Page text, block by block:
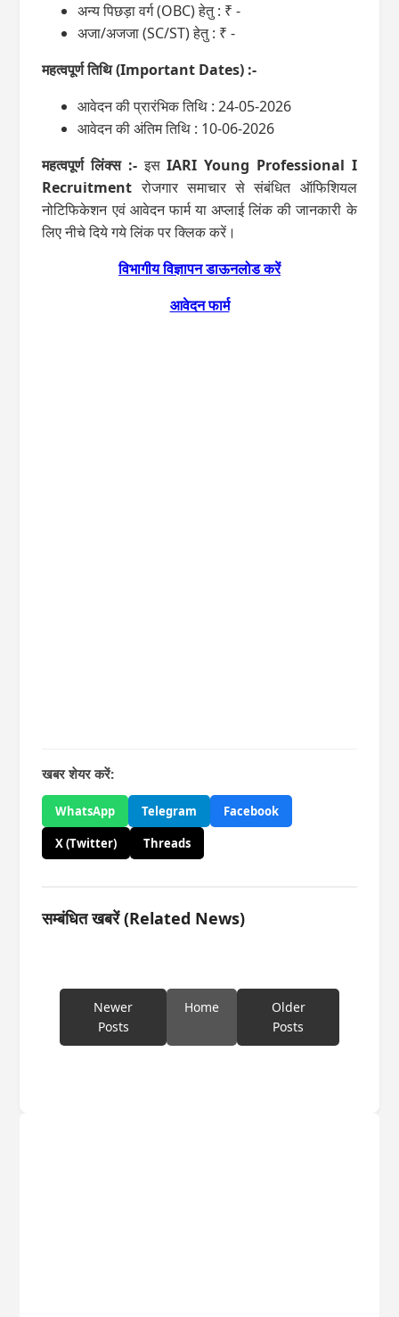
अन्‍य पिछड़ा वर्ग (OBC) हेतु : ₹ -
अजा/अजजा (SC/ST) हेतु : ₹ -
महत्‍वपूर्ण तिथि (Important Dates) :-
आवेदन की प्रारंभिक तिथि : 24-05-2026
आवेदन की अंतिम तिथि : 10-06-2026
महत्‍वपूर्ण लिंक्‍स :-इसIARI Young Professional I
Recruitment रोजगार समाचार से संबंधित ऑफिशियल
नोटिफिकेशन एवं आवेदन फार्म या अप्‍लाई लिंक की जानकारी के
लिए नीचे दिये गये लिंक पर क्लिक करें।
विभागीय विज्ञापन डाऊनलोड करें
आवेदन फार्म
खबर शेयर करें:
WhatsApp Telegram
Facebook
X (Twitter)
Threads
सम्बंधित खबरें (Related News)
Newer
Posts
Home
Older
Posts